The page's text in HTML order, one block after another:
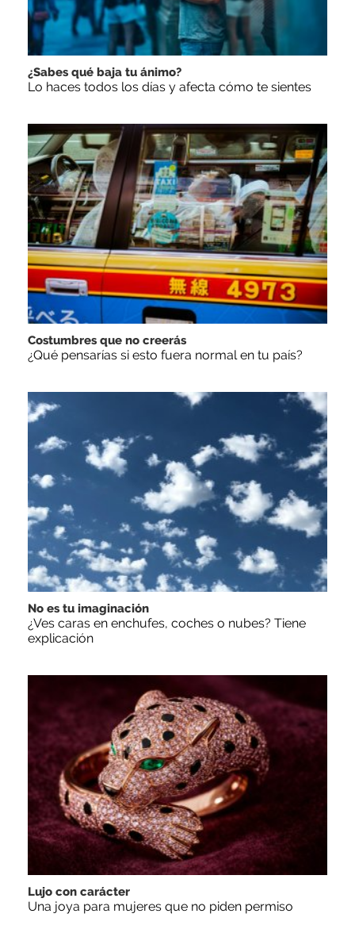
¿Sabes qué baja tu ánimo?
Lo haces todos los días y afecta cómo te sientes
Costumbres que no creerás
¿Qué pensarías si esto fuera normal en tu país?
No es tu imaginación
¿Ves caras en enchufes, coches o nubes? Tiene
explicación
Lujo con carácter
Una joya para mujeres que no piden permiso